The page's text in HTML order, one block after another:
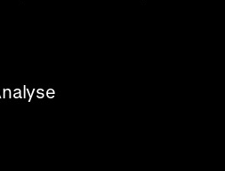
Literat berichtet seinem
von einem Roman,
Er soll von einem Mann
höchste Glück dabei
Tätigkeiten zu
Landschaft zu
erzählt der Romancier von
Weite des Meeres